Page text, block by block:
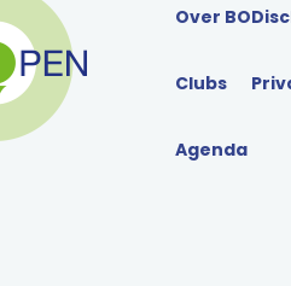
Over BO
Clubs
Agenda